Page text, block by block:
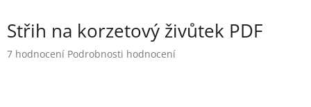
Střih na korzetový živůtek PDF
Průměrné
7 hodnocení Podrobnosti hodnocení